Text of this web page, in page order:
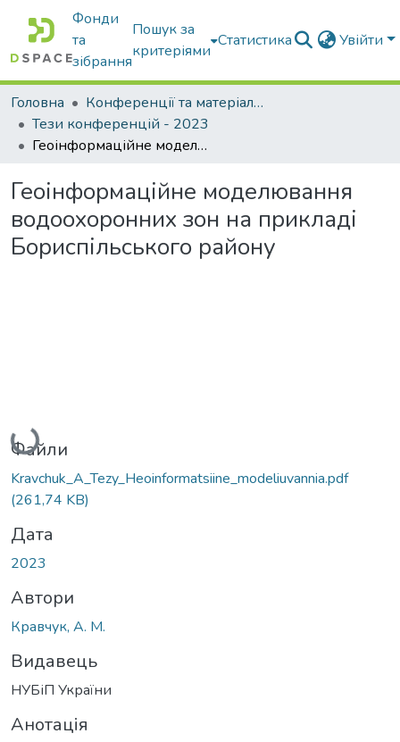
Фонди
та
зібрання
Пошук за
критеріями
Статистика Увійти
Головна
Конференції та матеріали конференцій
Тези конференцій - 2023
Геоінформаційне моделювання водоохоронних зон на прикладі Бориспільського району
Геоінформаційне моделювання
водоохоронних зон на прикладі
Бориспільського району
Вантажиться...
Файли
Kravchuk_A_Tezy_Heoinformatsiine_modeliuvannia.pdf
(261,74 KB)
Дата
2023
Автори
Кравчук, А. М.
Видавець
НУБіП України
Анотація